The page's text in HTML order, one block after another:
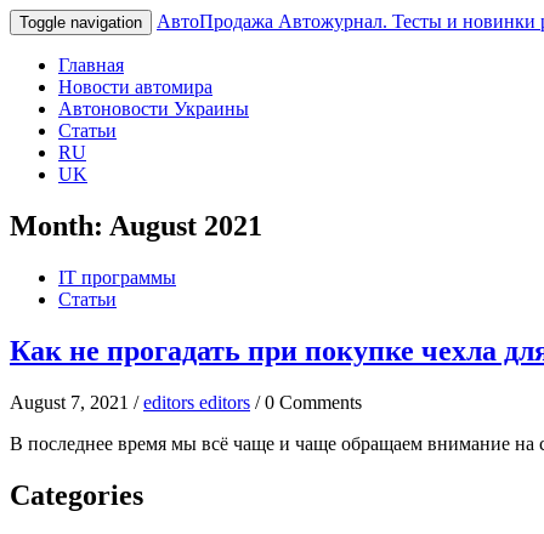
Toggle navigation АвтоПродажа Автожурнал. Тесты и новинки
Главная
Новости автомира
Автоновости Украины
Статьи
RU
UK
Month: August 2021
IT программы
Статьи
Как не прогадать при покупке чехла
August 7, 2021 /editors editors / 0 Comments
В последнее время мы всё чаще и чаще обращаем внимание на
Categories